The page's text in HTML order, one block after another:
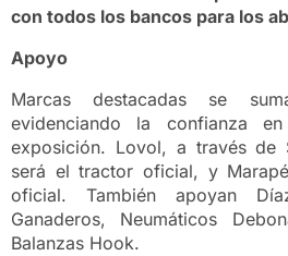
con todos los bancos para los
Apoyo
Marcas destacadas se
evidenciando la confianza
exposición. Lovol, a través de
será el tractor oficial, y
oficial. También apoyan
Ganaderos, Neumáticos
Balanzas Hook.